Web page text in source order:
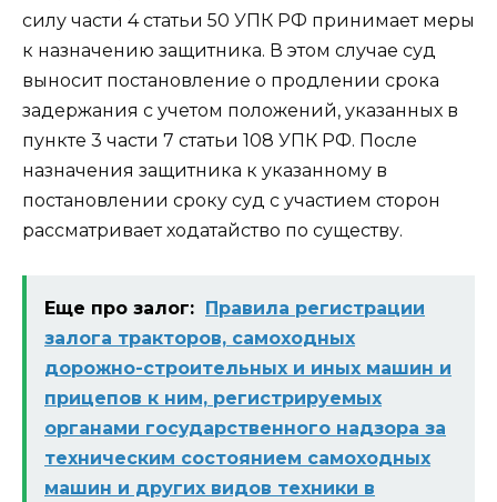
силу части 4 статьи 50 УПК РФ принимает меры
к назначению защитника. В этом случае суд
выносит постановление о продлении срока
задержания с учетом положений, указанных в
пункте 3 части 7 статьи 108 УПК РФ. После
назначения защитника к указанному в
постановлении сроку суд с участием сторон
рассматривает ходатайство по существу.
Еще про залог: Правила регистрации
залога тракторов, самоходных
дорожно-строительных и иных машин и
прицепов к ним, регистрируемых
органами государственного надзора за
техническим состоянием самоходных
машин и других видов техники в